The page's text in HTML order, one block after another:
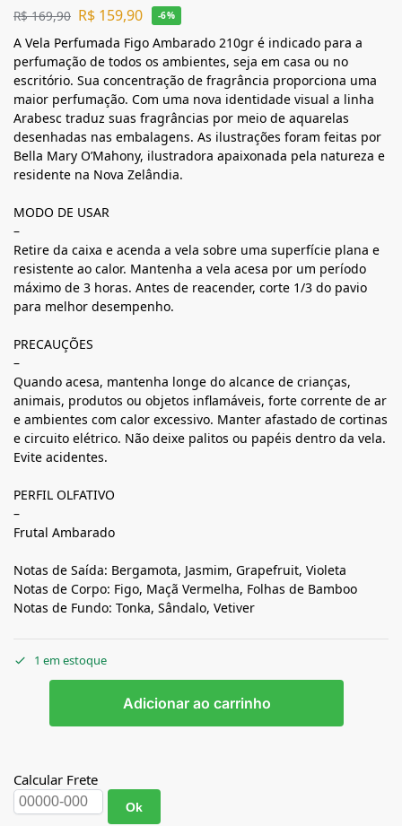
R$169,90 R$ 159,90 -6%
A Vela Perfumada Figo Ambarado 210gr é indicado para a
perfumação de todos os ambientes, seja em casa ou no
escritório. Sua concentração de fragrância proporciona uma
maior perfumação. Com uma nova identidade visual a linha
Arabesc traduz suas fragrâncias por meio de aquarelas
desenhadas nas embalagens. As ilustrações foram feitas por
Bella Mary O’Mahony, ilustradora apaixonada pela natureza e
residente na Nova Zelândia.
MODO DE USAR
–
Retire da caixa e acenda a vela sobre uma superfície plana e
resistente ao calor. Mantenha a vela acesa por um período
máximo de 3 horas. Antes de reacender, corte 1/3 do pavio
para melhor desempenho.
PRECAUÇÕES
–
Quando acesa, mantenha longe do alcance de crianças,
animais, produtos ou objetos inflamáveis, forte corrente de ar
e ambientes com calor excessivo. Manter afastado de cortinas
e circuito elétrico. Não deixe palitos ou papéis dentro da vela.
Evite acidentes.
PERFIL OLFATIVO
–
Frutal Ambarado
Notas de Saída: Bergamota, Jasmim, Grapefruit, Violeta
Notas de Corpo: Figo, Maçã Vermelha, Folhas de Bamboo
Notas de Fundo: Tonka, Sândalo, Vetiver
1 em estoque
Adicionar ao carrinho
Calcular Frete
Ok